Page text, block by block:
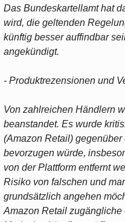
Das Bundeskartellamt hat
wird, die geltenden
künftig besser auffindbar
angekündigt.
- Produktrezensionen und
Von zahlreichen Händlern
beanstandet. Es wurde
(Amazon Retail)
bevorzugen würde,
von der Plattform entfernt
Risiko von falschen und
grundsätzlich angehen
Amazon Retail zugängliche